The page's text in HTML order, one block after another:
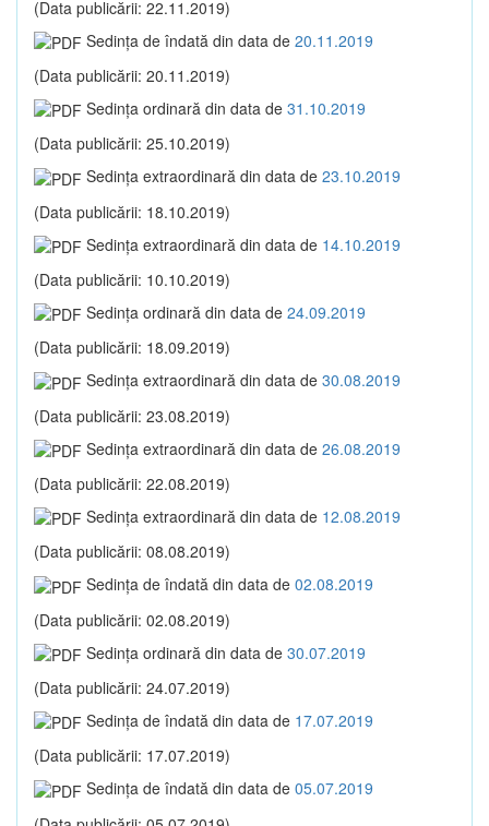
(Data publicării: 22.11.2019)
Sedinţa de îndată din data de 20.11.2019
(Data publicării: 20.11.2019)
Sedinţa ordinară din data de 31.10.2019
(Data publicării: 25.10.2019)
Sedinţa extraordinară din data de 23.10.2019
(Data publicării: 18.10.2019)
Sedinţa extraordinară din data de 14.10.2019
(Data publicării: 10.10.2019)
Sedinţa ordinară din data de 24.09.2019
(Data publicării: 18.09.2019)
Sedinţa extraordinară din data de 30.08.2019
(Data publicării: 23.08.2019)
Sedinţa extraordinară din data de 26.08.2019
(Data publicării: 22.08.2019)
Sedinţa extraordinară din data de 12.08.2019
(Data publicării: 08.08.2019)
Sedinţa de îndată din data de 02.08.2019
(Data publicării: 02.08.2019)
Sedinţa ordinară din data de 30.07.2019
(Data publicării: 24.07.2019)
Sedinţa de îndată din data de 17.07.2019
(Data publicării: 17.07.2019)
Sedinţa de îndată din data de 05.07.2019